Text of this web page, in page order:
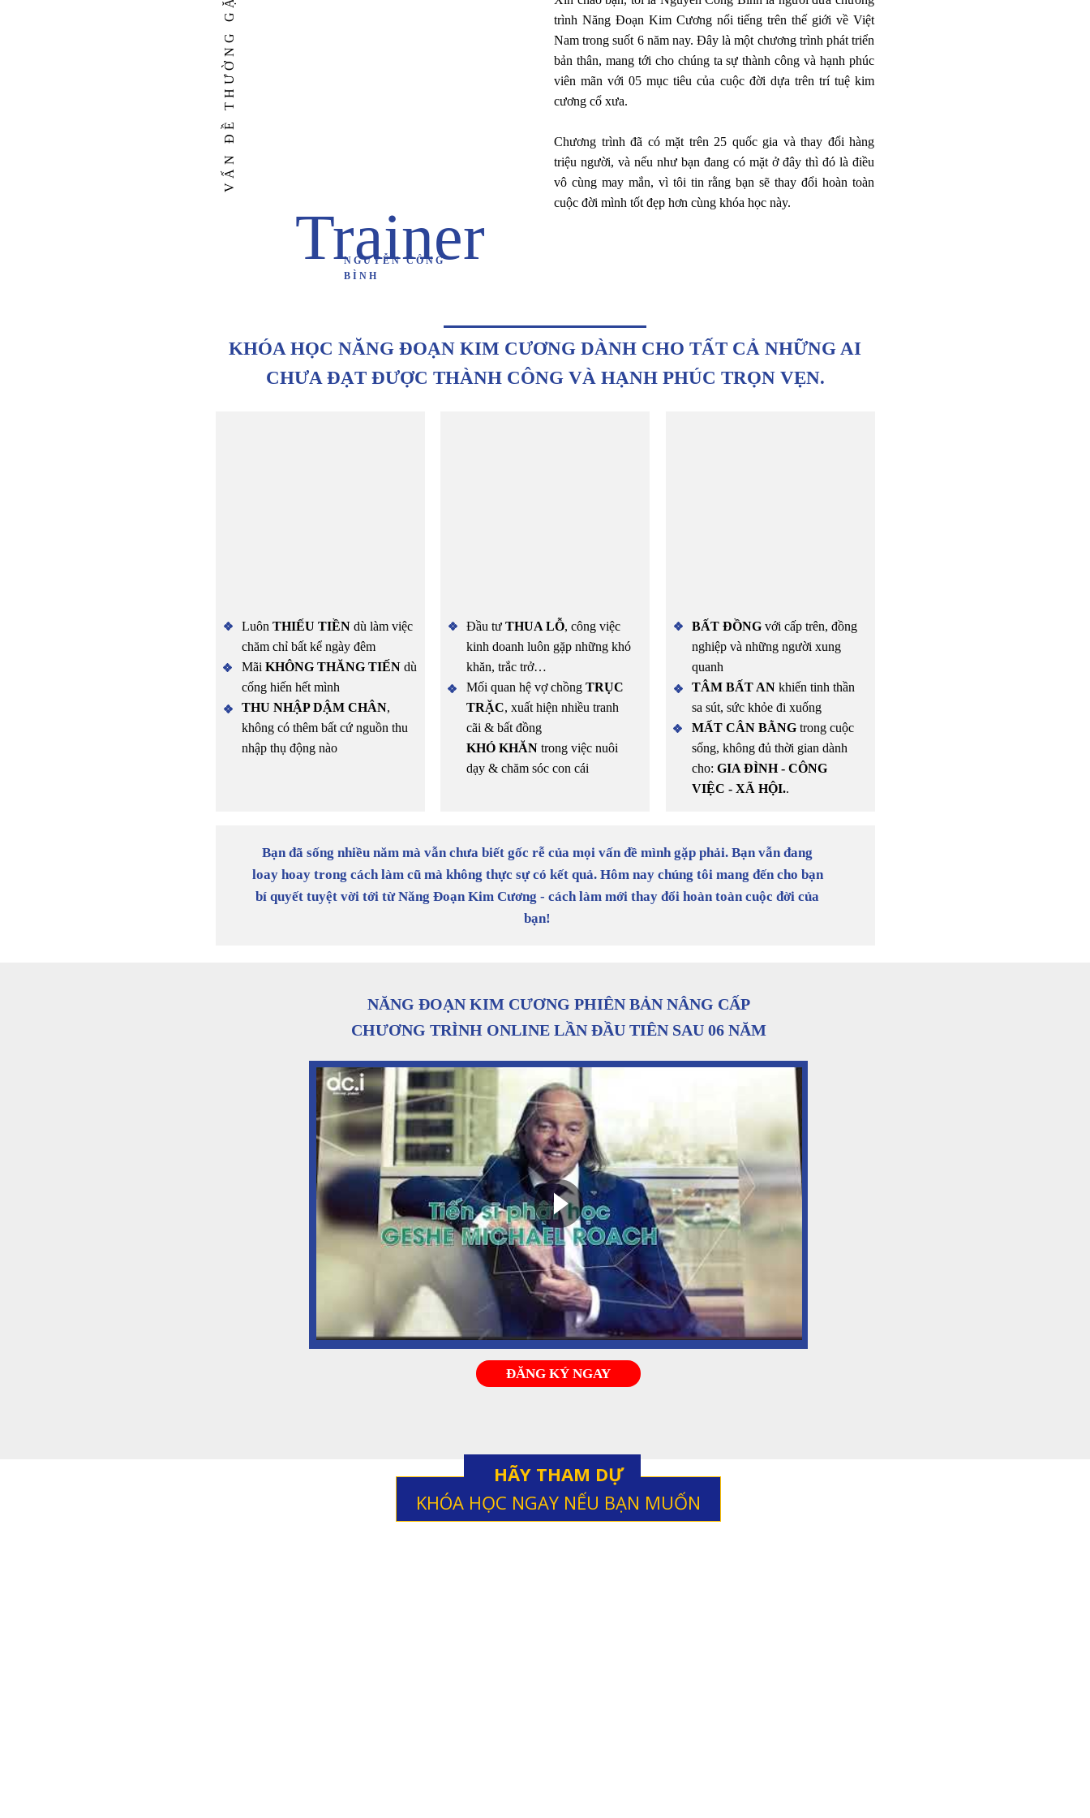
trình Năng Đoạn Kim Cương nổi tiếng trên thế giới về Việt
Nam trong suốt 6 năm nay. Đây là một chương trình phát triển
bản thân, mang tới cho chúng ta sự thành công và hạnh phúc
viên mãn với 05 mục tiêu của cuộc đời dựa trên trí tuệ kim
cương cổ xưa.
Chương trình đã có mặt trên 25 quốc gia và thay đổi hàng
triệu người, và nếu như bạn đang có mặt ở đây thì đó là điều
vô cùng may mắn, vì tôi tin rằng bạn sẽ thay đổi hoàn toàn
cuộc đời mình tốt đẹp hơn cùng khóa học này.
VẤN ĐỀ THƯỜNG GẶP
Trainer
NGUYỄN CÔNG
BÌNH
KHÓA HỌC NĂNG ĐOẠN KIM CƯƠNG DÀNH CHO TẤT CẢ NHỮNG AI
CHƯA ĐẠT ĐƯỢC THÀNH CÔNG VÀ HẠNH PHÚC TRỌN VẸN.
Đầu tư THUA LỖ, công việc
kinh doanh luôn gặp những khó
khăn, trắc trở…
Mối quan hệ vợ chồng TRỤC
TRẶC, xuất hiện nhiều tranh
cãi & bất đồng
KHÓ KHĂNtrong việc nuôi
dạy & chăm sóc con cái
BẤT ĐỒNGvới cấp trên, đồng
nghiệp và những người xung
quanh
TÂM BẤT ANkhiến tinh thần
sa sút, sức khỏe đi xuống
MẤT CÂN BẰNGtrong cuộc
sống, không đủ thời gian dành
cho: GIA ĐÌNH - CÔNG
VIỆC - XÃ HỘI..
Luôn THIẾU TIỀNdù làm việc
chăm chỉ bất kể ngày đêm
Mãi KHÔNG THĂNG TIẾNdù
cống hiến hết mình
THU NHẬP DẬM CHÂN,
không có thêm bất cứ nguồn thu
nhập thụ động nào
Bạn đã sống nhiều năm mà vẫn chưa biết gốc rễ của mọi vấn đề mình gặp phải. Bạn vẫn đang
loay hoay trong cách làm cũ mà không thực sự có kết quả. Hôm nay chúng tôi mang đến cho bạn
bí quyết tuyệt vời tới từ Năng Đoạn Kim Cương - cách làm mới thay đổi hoàn toàn cuộc đời của
bạn!
NĂNG ĐOẠN KIM CƯƠNG PHIÊN BẢN NÂNG CẤP
CHƯƠNG TRÌNH ONLINE LẦN ĐẦU TIÊN SAU 06 NĂM
ĐĂNG KÝ NGAY
HÃY THAM DỰ
KHÓA HỌC NGAY NẾU BẠN MUỐN